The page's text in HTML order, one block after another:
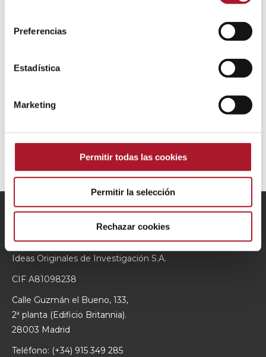
Preferencias
Estadística
Marketing
Permitir todas las cookies
Permitir la selección
Rechazar cookies
Categorías
Experiencia de Cliente
(1)
(1)
(1)
(1)
Ideas Originales de Investigación S.A.
CIF A81098238
Calle Guzmán el Bueno, 133,
2ª planta (Edificio Britannia).
28003 Madrid
Teléfono: (+34) 915 349 285